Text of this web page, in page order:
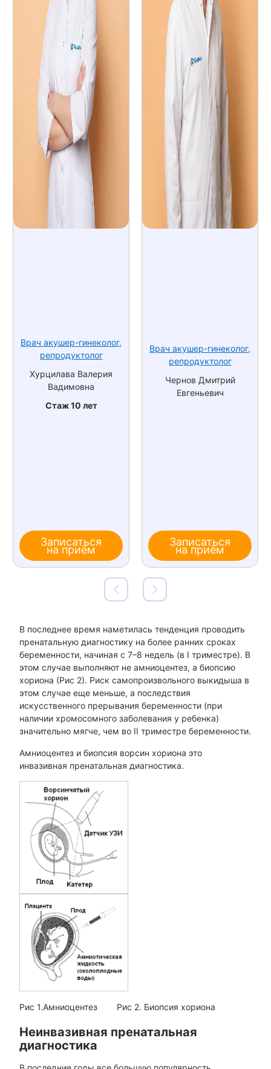
Врач акушер-гинеколог,
репродуктолог
Хурцилава Валерия
Вадимовна
Стаж 10 лет
Записаться
на приём
Врач акушер-гинеколог,
репродуктолог
Чернов Дмитрий
Евгеньевич
Записаться
на приём
В последнее время наметилась тенденция проводить
пренатальную диагностику на более ранних сроках
беременности, начиная с 7–8 недель (в I триместре). В
этом случае выполняют не амниоцентез, а биопсию
хориона (Рис 2). Риск самопроизвольного выкидыша в
этом случае еще меньше, а последствия
искусственного прерывания беременности (при
наличии хромосомного заболевания у ребенка)
значительно мягче, чем во II триместре беременности.
Амниоцентез и биопсия ворсин хориона это
инвазивная пренатальная диагностика.
Рис 1.Амниоцентез Рис 2. Биопсия хориона
Неинвазивная пренатальная
диагностика